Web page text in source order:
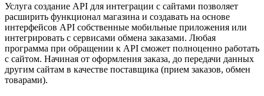
Услуга создание API для интеграции с сайтами позволяет
расширить функционал магазина и создавать на основе
интерфейсов API собственные мобильные приложения или
интегрировать с сервисами обмена заказами. Любая
программа при обращении к API сможет полноценно работать
с сайтом. Начиная от оформления заказа, до передачи данных
другим сайтам в качестве поставщика (прием заказов, обмен
товарами).